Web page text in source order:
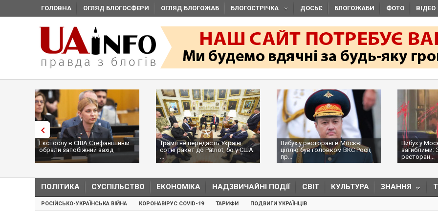
ГОЛОВНА ОГЛЯД БЛОГОСФЕРИ ОГЛЯД БЛОГОЖАБ БЛОГОСТРІЧКА ДОСЬЄ БЛОГОЖАБИ ФОТО ВІДЕО
Експослу в США Стефанішиній
обрали запобіжний захід
Трамп не передасть Україні
сотні ракет до Patriot, бо у США
...
Вибух у ресторані в Москві:
ціллю був головком ВКС Росії,
пр...
Вибух у
загиблими:
ресторан...
ПОЛІТИКА СУСПІЛЬСТВО ЕКОНОМІКА НАДЗВИЧАЙНІ ПОДІЇ СВІТ КУЛЬТУРА ЗНАННЯ
РОСІЙСЬКО-УКРАЇНСЬКА ВІЙНА КОРОНАВІРУС COVID-19 ТАРИФИ ПОДВИГИ УКРАЇНЦІВ